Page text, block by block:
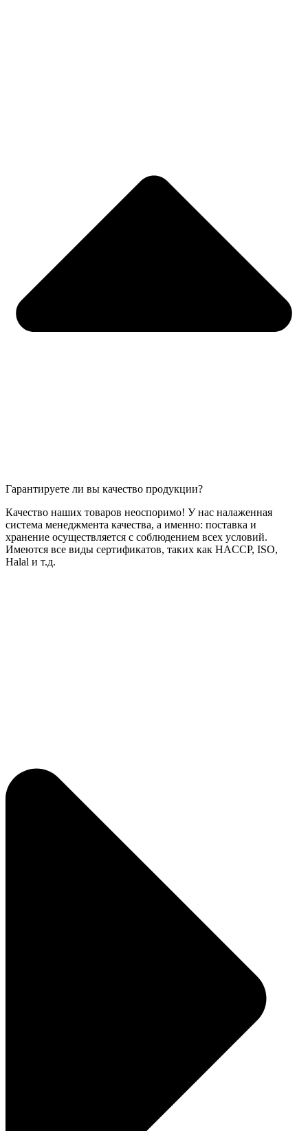
Гарантируете ли вы качество продукции?
Качество наших товаров неоспоримо! У нас налаженная
система менеджмента качества, а именно: поставка и
хранение осуществляется с соблюдением всех условий.
Имеются все виды сертификатов, таких как HACCP, ISO,
Halal и т.д.